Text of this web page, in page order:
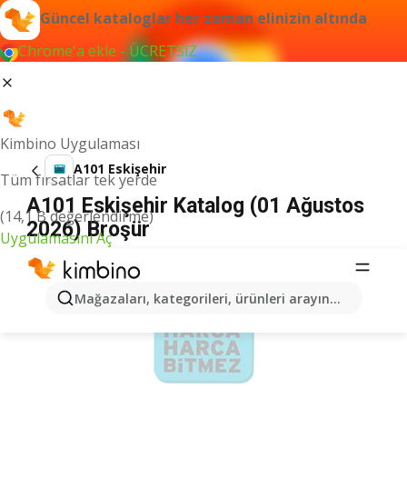
Güncel kataloglar her zaman elinizin altında
Chrome'a ekle - ÜCRETSİZ
Kimbino Uygulaması
Tüm fırsatlar tek yerde
(14,1 B değerlendirme)
Uygulamasını Aç
Mağazaları, kategorileri, ürünleri arayın...
A101 Eskişehir
A101 Eskişehir Katalog (01 Ağustos
2026) Broşür